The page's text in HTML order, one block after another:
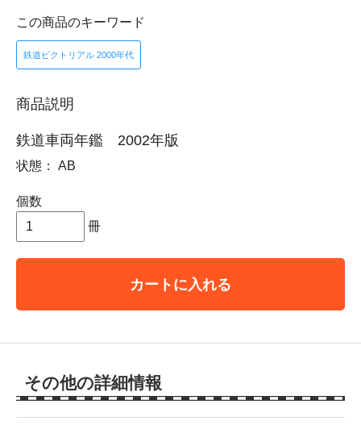
この商品のキーワード
鉄道ピクトリアル 2000年代
商品説明
鉄道車両年鑑 2002年版
状態： AB
個数
冊
カートに入れる
その他の詳細情報